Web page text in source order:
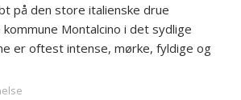
på den store italienske drue
kommune Montalcino i det sydlige
er oftest intense, mørke, fyldige og